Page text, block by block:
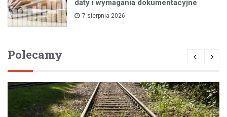
daty i wymagania dokumentacyjne
7 sierpnia 2026
Polecamy